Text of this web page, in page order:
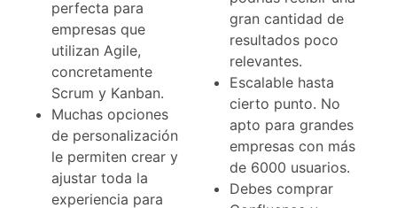
perfecta para
empresas que
utilizan Agile,
concretamente
Scrum y Kanban.
Muchas opciones
de personalización
le permiten crear y
ajustar toda la
experiencia para
gran cantidad de
resultados poco
relevantes.
Escalable hasta
cierto punto. No
apto para grandes
empresas con más
de 6000 usuarios.
Debes comprar